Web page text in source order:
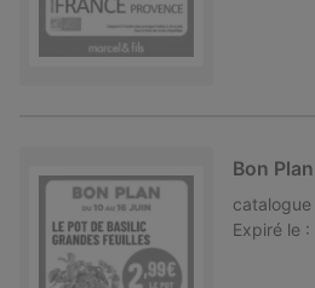
Bon Plan
catalogue
Expiré le :